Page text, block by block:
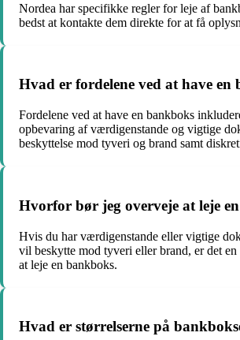
Nordea har specifikke regler for leje af
bedst at kontakte dem direkte for at få
Hvad er fordelene ved at have en
Fordelene ved at have en bankboks
opbevaring af værdigenstande og vigtige
beskyttelse mod tyveri og brand samt
Hvorfor bør jeg overveje at leje
Hvis du har værdigenstande eller vigtige
vil beskytte mod tyveri eller brand, er det
at leje en bankboks.
Hvad er størrelserne på